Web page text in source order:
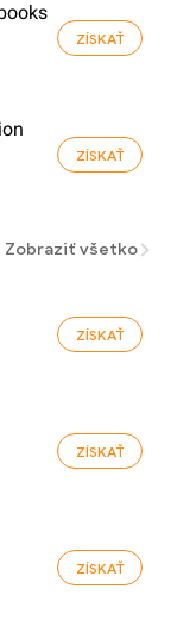
ZÍSKAŤ
ZÍSKAŤ
Zobraziť všetko
ZÍSKAŤ
ZÍSKAŤ
ZÍSKAŤ